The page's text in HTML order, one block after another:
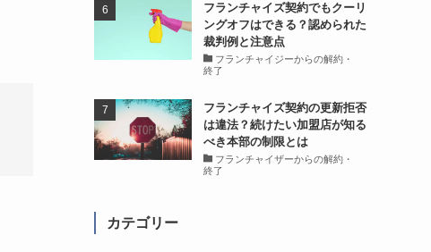
フランチャイズ契約でもクーリ
ングオフはできる？認められた
裁判例と注意点
フランチャイジーからの解約・
終了
フランチャイズ契約の更新拒否
は違法？続けたい加盟店が知る
べき本部の制限とは
フランチャイザーからの解約・
終了
カテゴリー